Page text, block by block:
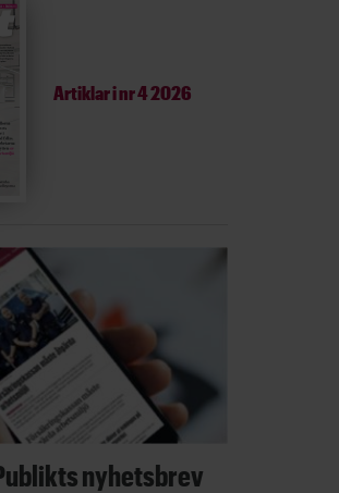
Artiklar inr 4 2026
nyhetsbrev